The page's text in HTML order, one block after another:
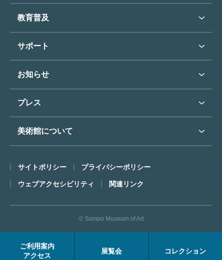
ご利用案内
アクセス
展覧会 コレクション
団体のご利用について
バリアフリー／小さなお子様
フロアマップ
ミュージアムショップ
カフェ
展覧会スケジュール
過去の展覧会
コレクショントップ
東郷青児
コレクションハイライト
教育普及
教育普及トップ
オンラインで美術鑑賞
博物館実習について
サポート
よくあるご質問
東郷⻘児作品著作権申請
お知らせ
お知らせトップ
プレス
プレスリリーストップ
美術館について
ごあいさつ
コンセプト
沿革
FACEアーカイブス
サイトポリシー プライバシーポリシー
ウェブアクセシビリティ 関連リンク
© Sompo Museum of Art